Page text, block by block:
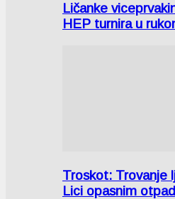
Ličanke
HEP turnira u
Troskot: Trovanje
Lici opasnim